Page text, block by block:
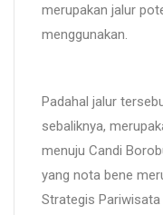
merupakan jalur
menggunakan.
Padahal jalur
sebaliknya,
menuju Candi
yang nota bene
Strategis Pariwisata